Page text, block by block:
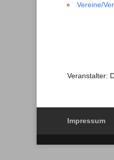
Vereine/
Veranstalter:
Impressum